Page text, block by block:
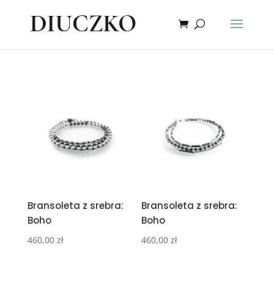
Bransoleta z srebra:
Boho
460,00 zł
Bransoleta z srebra:
Boho
460,00zł